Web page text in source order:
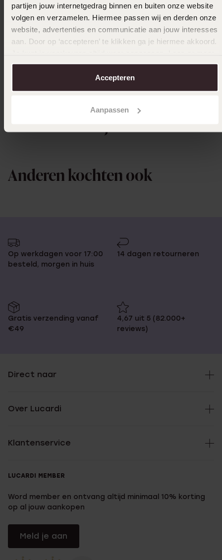
partijen jouw internetgedrag binnen en buiten onze website
volgen en verzamelen. Hiermee passen wij en derden onze
website, advertenties en communicatie aan jouw interesses
aan. Door op ‘accepteren’ te klikken ga je hiermee akkoord.
over in onscookiebeleid.
Accepteren
Aanpassen
25-02-2025 - Jordi V.
Niks speciaals
Ook leuk voor jou
Anderen kochten ook
Op werkdagen voor 17:00
besteld, morgen in huis
14 dagen retourneren
Gratis verzending vanaf
€49
4,67 uit 5 (82.000+
reviews)
Direct naar
Over Lucardi
Klantenservice
LUCARDI MEMBER
Word member en ontvang altijd minimaal 10% korting
op al jouw aankopen
Meld je aan